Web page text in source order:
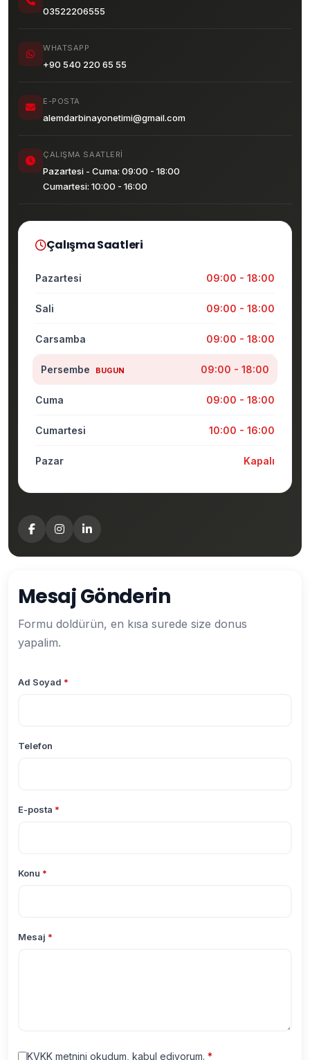
03522206555
WHATSAPP
+90 540 220 65 55
E-POSTA
alemdarbinayonetimi@gmail.com
ÇALIŞMA SAATLERI
Pazartesi - Cuma: 09:00 - 18:00
Cumartesi: 10:00 - 16:00
Çalışma Saatleri
Pazartesi 09:00 - 18:00
Sali 09:00 - 18:00
Carsamba 09:00 - 18:00
Persembe BUGUN 09:00 - 18:00
Cuma 09:00 - 18:00
Cumartesi 10:00 - 16:00
Pazar Kapalı
Mesaj Gönderin
Formu doldürün, en kısa surede size donus
yapalim.
Ad Soyad *
Telefon
E-posta *
Konu *
Mesaj *
KVKK metnini okudum, kabul ediyorum. *